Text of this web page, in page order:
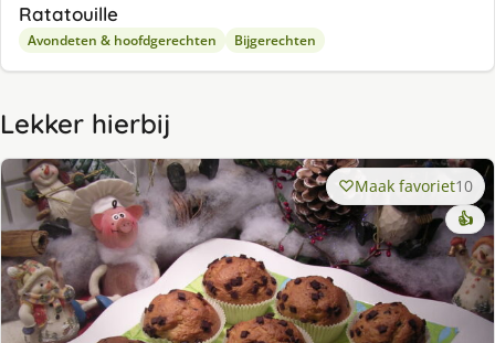
Ratatouille
Avondeten & hoofdgerechten Bijgerechten
Lekker hierbij
Maak favoriet10
👍